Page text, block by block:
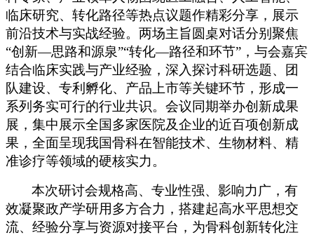
临床研究、转化路径等热点议题作精彩分享，展示
前沿技术与实战经验。两场主旨圆桌对话分别聚焦
“创新—思路和源泉”“转化—路径和环节”，与会嘉宾
结合临床实践与产业经验，深入探讨科研选题、团
队建设、专利孵化、产品上市等关键环节，形成一
系列务实可行的行业共识。会议同期举办创新成果
展，集中展示全国多家医院及企业的近百项创新成
果，全面呈现我国骨科在智能技术、生物材料、精
准诊疗等领域的硬核实力。
本次研讨会规格高、专业性强、影响力广，有
效凝聚政产学研用多方合力，搭建起高水平思想交
流、经验分享与资源对接平台，为骨科创新转化注